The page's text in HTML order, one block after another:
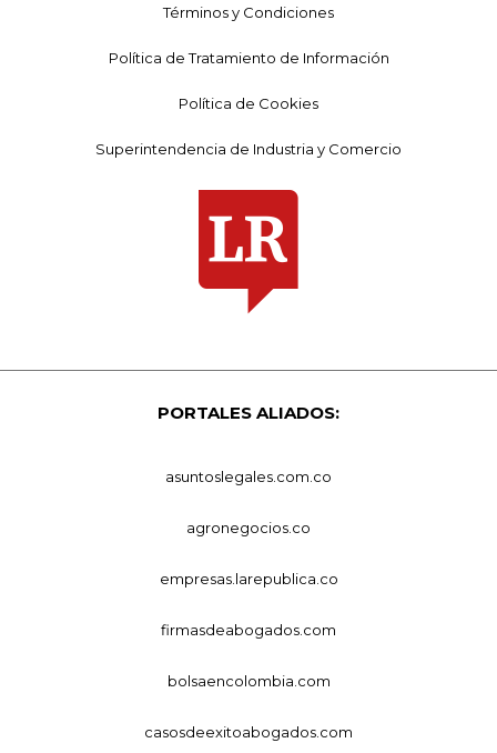
Términos y Condiciones
Política de Tratamiento de Información
Política de Cookies
Superintendencia de Industria y Comercio
PORTALES ALIADOS:
asuntoslegales.com.co
agronegocios.co
empresas.larepublica.co
firmasdeabogados.com
bolsaencolombia.com
casosdeexitoabogados.com